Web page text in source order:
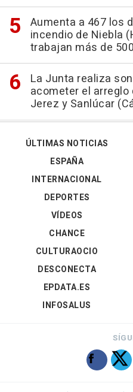
Aumenta a 467 los
incendio de Niebla
trabajan más de
La Junta realiza
acometer el
Jerez y Sanlúcar
ÚLTIMAS NOTICIAS
ESPAÑA
INTERNACIONAL
DEPORTES
VÍDEOS
CHANCE
CULTURAOCIO
DESCONECTA
EPDATA.ES
INFOSALUS